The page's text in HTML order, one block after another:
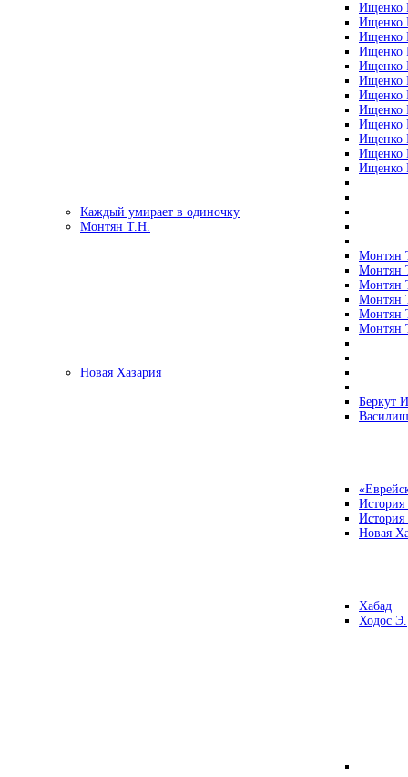
Ищенко
Ищенко
Ищенко
Ищенко
Ищенко
Ищенко
Ищенко
Ищенко
Ищенко
Ищенко
Ищенко
Ищенко
Каждый умирает в одиночку
Монтян Т.Н.
Монтян
Монтян
Монтян
Монтян
Монтян
Монтян
Новая Хазария
Беркут
Новая
Хабад
Ходос Э.